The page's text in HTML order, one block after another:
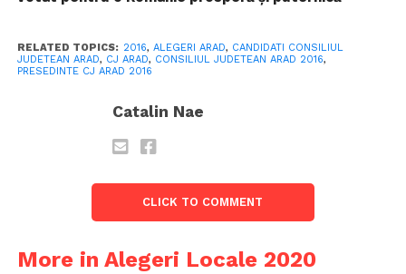
RELATED TOPICS: 2016, ALEGERI ARAD, CANDIDATI CONSILIUL
JUDETEAN ARAD, CJ ARAD, CONSILIUL JUDETEAN ARAD 2016,
PRESEDINTE CJ ARAD 2016
Catalin Nae
CLICK TO COMMENT
More in Alegeri Locale 2020